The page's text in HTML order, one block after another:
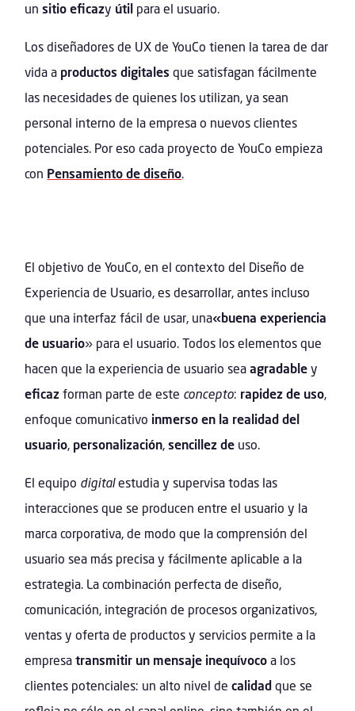
unsitio eficazy útil para el usuario.
Los diseñadores de UX de YouCo tienen la tarea de dar
vida a productos digitales que satisfagan fácilmente
las necesidades de quienes los utilizan, ya sean
personal interno de la empresa o nuevos clientes
potenciales. Por eso cada proyecto de YouCo empieza
con Pensamiento de diseño.
El objetivo de YouCo, en el contexto del Diseño de
Experiencia de Usuario, es desarrollar, antes incluso
que una interfaz fácil de usar, una«buena experiencia
de usuario» para el usuario. Todos los elementos que
hacen que la experiencia de usuario seaagradable y
eficaz forman parte de este concepto: rapidez de uso,
enfoque comunicativo inmerso en la realidad del
usuario, personalización,sencillez de uso.
El equipo digitalestudia y supervisa todas las
interacciones que se producen entre el usuario y la
marca corporativa, de modo que la comprensión del
usuario sea más precisa y fácilmente aplicable a la
estrategia. La combinación perfecta de diseño,
comunicación, integración de procesos organizativos,
ventas y oferta de productos y servicios permite a la
empresatransmitir un mensaje inequívoco a los
clientes potenciales: un alto nivel decalidad que se